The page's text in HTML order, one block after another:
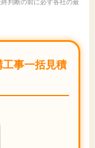
判断の前に必ず各社の最
工事一括見積